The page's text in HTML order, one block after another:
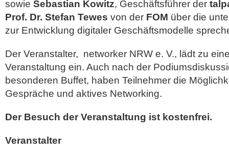
sowie Sebastian Kowitz, Geschäftsführer der
Prof. Dr. Stefan Tewes von der FOM über die
zur Entwicklung digitaler Geschäftsmodelle
Der Veranstalter, networker NRW e. V., lädt zu
Veranstaltung ein. Auch nach der
besonderen Buffet, haben Teilnehmer die
Gespräche und aktives Networking.
Der Besuch der Veranstaltung ist kostenfrei.
Veranstalter